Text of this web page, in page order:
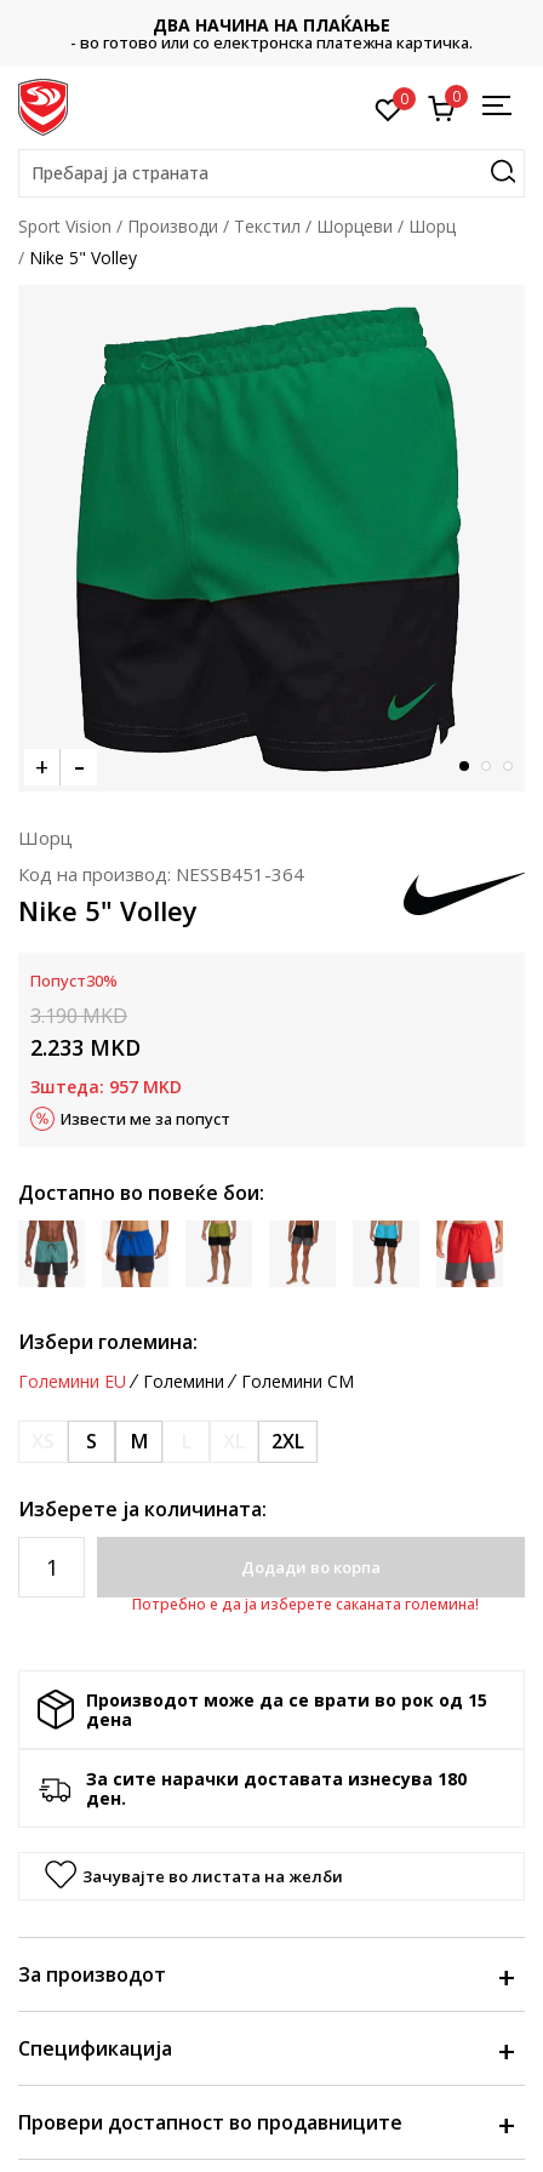
ДВА НАЧИНА НА ПЛАЌАЊЕ
- во готово или со електронска платежна картичка.
0 0
Пребарај ја страната
Sport Vision Производи Текстил Шорцеви
Шорц
Nike 5" Volley
Шорц
Код на производ: NESSB451-364
Nike 5" Volley
Попуст30%
3.190MKD
2.233 MKD
Зштеда: 957 MKD
Извести ме за попуст
Достапно во повеќе бои:
Избери големина:
Големини EU Големини Големини CM
S M 2XL
Изберете ја количината:
Додади во корпа
Потребно е да ја изберете саканата големина!
Производот може да се врати во рок од 15
денa
За сите нарачки доставата изнесува 180
ден.
Зачувајте во листата на желби
За производот
Спецификација
Провери достапност во продавниците